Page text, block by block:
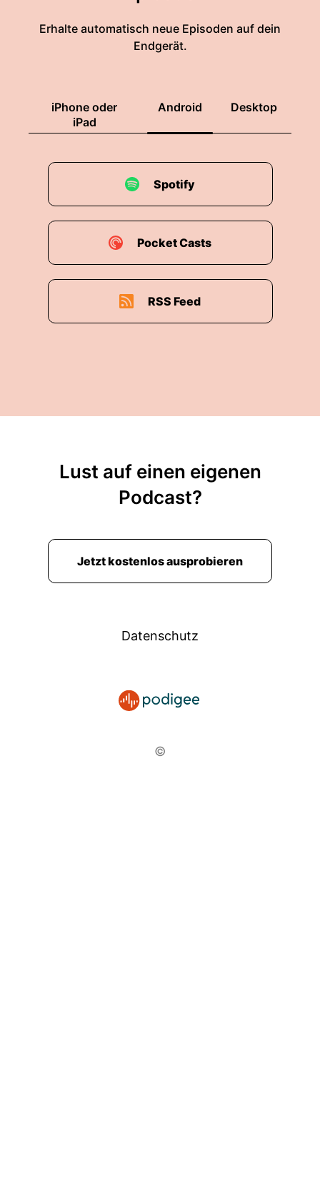
Erhalte automatisch neue Episoden auf dein
Endgerät.
iPhone oder
iPad
Android Desktop
Spotify
Pocket Casts
RSS Feed
Lust auf einen eigenen
Podcast?
Jetzt kostenlos ausprobieren
Datenschutz
©